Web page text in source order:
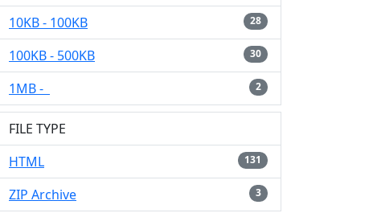
10KB - 100KB 28
100KB - 500KB 30
1MB - 2
FILE TYPE
HTML
131
ZIP Archive 3